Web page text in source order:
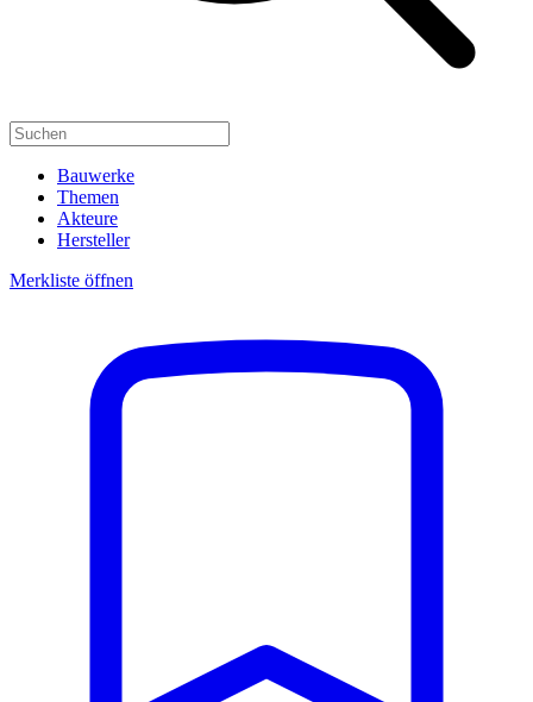
Bauwerke
Themen
Akteure
Hersteller
Merkliste öffnen